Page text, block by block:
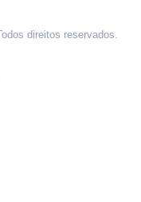
direitos reservados.